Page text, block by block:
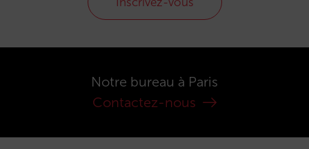
Notre bureau à Paris
Contactez-nous